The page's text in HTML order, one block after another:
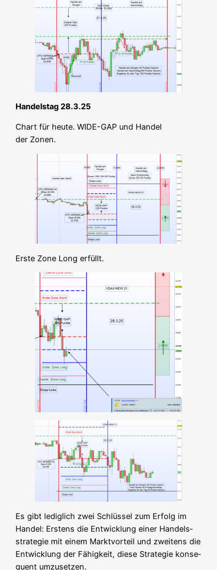
Han­dels­tag 28.3.25
Chart für heu­te. WIDE-GAP und Han­del
der Zonen.
Ers­te Zone Long erfüllt.
Es gibt ledig­lich zwei Schlüs­sel zum Erfolg im
Han­del: Ers­tens die Ent­wick­lung einer Han­dels­
stra­te­gie mit einem Markt­vor­teil und zwei­tens die
Ent­wick­lung der Fähig­keit, die­se Stra­te­gie kon­se­
quent umzusetzen.